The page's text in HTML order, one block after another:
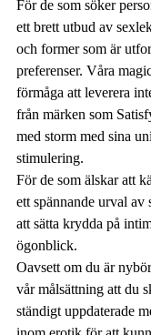
För de som söker
ett brett utbud av
och former som är
preferenser. Våra
förmåga att leverera
från märken som
med storm med sina
stimulering.
För de som älskar att
ett spännande urval av
att sätta krydda på
ögonblick.
Oavsett om du är
vår målsättning att du
ständigt uppdaterade